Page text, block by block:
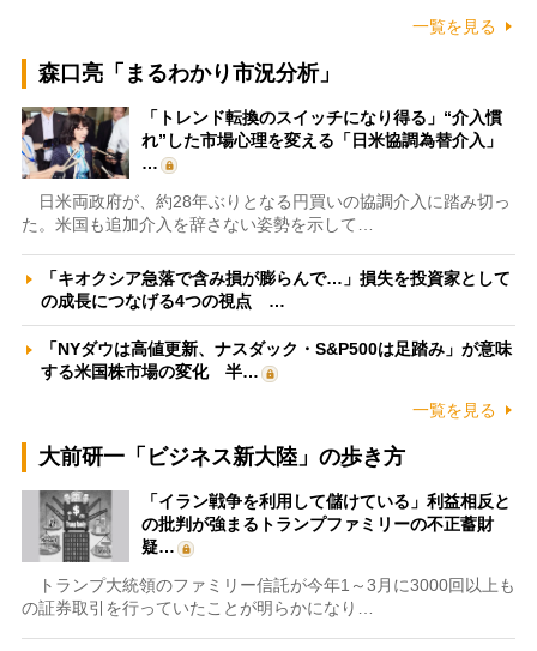
一覧を見る
森口亮「まるわかり市況分析」
「トレンド転換のスイッチになり得る」“介入慣
れ”した市場心理を変える「日米協調為替介入」
…
日米両政府が、約28年ぶりとなる円買いの協調介入に踏み切っ
た。米国も追加介入を辞さない姿勢を示して…
「キオクシア急落で含み損が膨らんで…」損失を投資家として
の成長につなげる4つの視点 …
「NYダウは高値更新、ナスダック・S&P500は足踏み」が意味
する米国株市場の変化 半…
一覧を見る
大前研一「ビジネス新大陸」の歩き方
「イラン戦争を利用して儲けている」利益相反と
の批判が強まるトランプファミリーの不正蓄財
疑…
トランプ大統領のファミリー信託が今年1～3月に3000回以上も
の証券取引を行っていたことが明らかになり…